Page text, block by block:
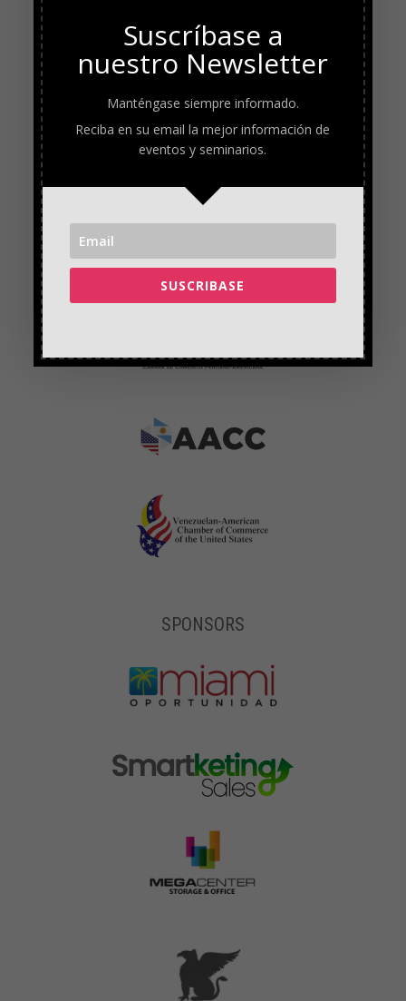
SPONSORS
Suscríbase a
nuestro Newsletter
Manténgase siempre informado.
Reciba en su email la mejor información de
eventos y seminarios.
SUSCRIBASE